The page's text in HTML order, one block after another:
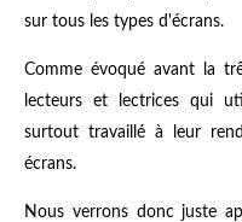
sur tous les types d'écrans.
Comme évoqué avant la
lecteurs et lectrices qui
surtout travaillé à leur
écrans.
Nous verrons donc juste